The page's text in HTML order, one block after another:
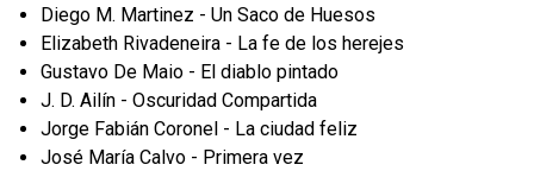
Diego M. Martinez - Un Saco de Huesos
Elizabeth Rivadeneira - La fe de los herejes
Gustavo De Maio - El diablo pintado
J. D. Ailín - Oscuridad Compartida
Jorge Fabián Coronel - La ciudad feliz
José María Calvo - Primera vez